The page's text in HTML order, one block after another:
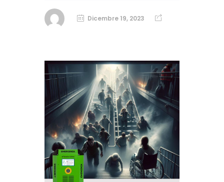
Dicembre 19, 2023